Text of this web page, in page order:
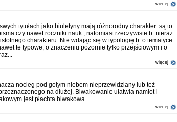
więcej
tytułach jako biuletyny mają różnorodny charakter: są to
czy nawet roczniki nauk., natomiast rzeczywiste b. nieraz
charakteru. Nie wdając się w typologię b. o tematyce
te typowe, o znaczeniu pozornie tylko przejściowym i o
więcej
nocleg pod gołym niebem nieprzewidziany lub też
na dłużej. Biwakowanie ułatwia namiot i
jest płachta biwakowa.
więcej